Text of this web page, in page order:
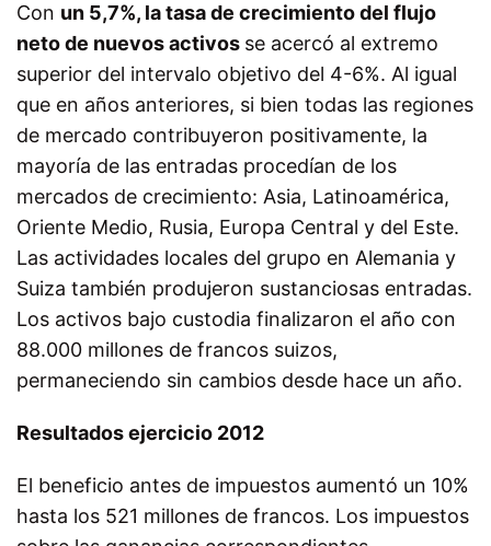
Con un 5,7%, la tasa de crecimiento del flujo
neto de nuevos activos se acercó al extremo
superior del intervalo objetivo del 4-6%. Al igual
que en años anteriores, si bien todas las regiones
de mercado contribuyeron positivamente, la
mayoría de las entradas procedían de los
mercados de crecimiento: Asia, Latinoamérica,
Oriente Medio, Rusia, Europa Central y del Este.
Las actividades locales del grupo en Alemania y
Suiza también produjeron sustanciosas entradas.
Los activos bajo custodia finalizaron el año con
88.000 millones de francos suizos,
permaneciendo sin cambios desde hace un año.
Resultados ejercicio 2012
El beneficio antes de impuestos aumentó un 10%
hasta los 521 millones de francos. Los impuestos